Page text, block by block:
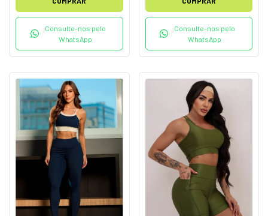
Consulte-nos pelo
WhatsApp
Consulte-nos pelo
WhatsApp